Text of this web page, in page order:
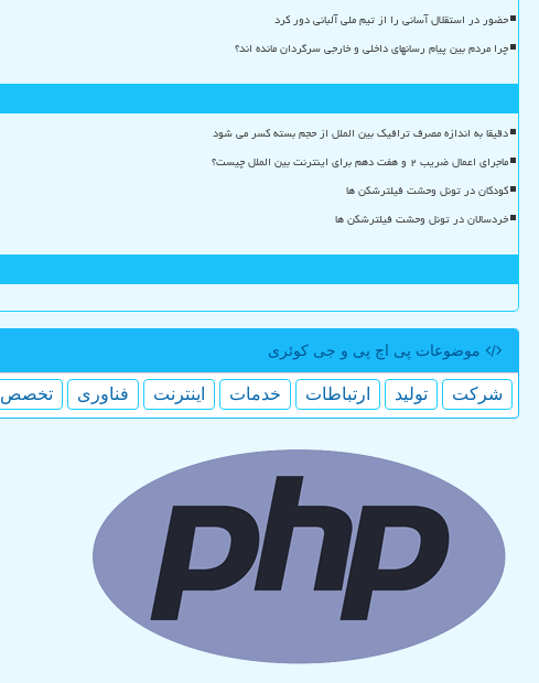
حضور در استقلال آسانی را از تیم ملی آلبانی دور کرد
چرا مردم بین پیام رسانهای داخلی و خارجی سرگردان مانده اند؟
دقیقا به اندازه مصرف ترافیک بین الملل از حجم بسته کسر می شود
ماجرای اعمال ضریب ۲ و هفت دهم برای اینترنت بین الملل چیست؟
کودکان در تونل وحشت فیلترشکن ها
خردسالان در تونل وحشت فیلترشکن ها
موضوعات پی اچ پی و جی كوئری
شركت تولید ارتباطات خدمات اینترنت فناوری تخصص